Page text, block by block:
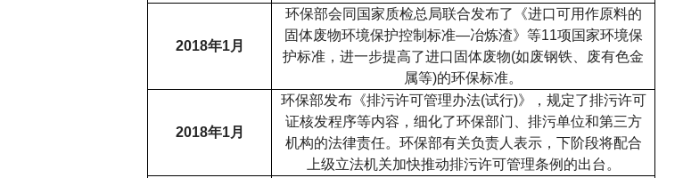
2018年1月
环保部会同国家质检总局联合发布了《进口可用作原料的
固体废物环境保护控制标准—冶炼渣》等11项国家环境保
护标准，进一步提高了进口固体废物(如废钢铁、废有色金
属等)的环保标准。
2018年1月
环保部发布《排污许可管理办法(试行)》
，规定了排污许可
证核发程序等内容，细化了环保部门、排污单位和第三方
机构的法律责任。环保部有关负责人表示，下阶段将配合
上级立法机关加快推动排污许可管理条例的出台。